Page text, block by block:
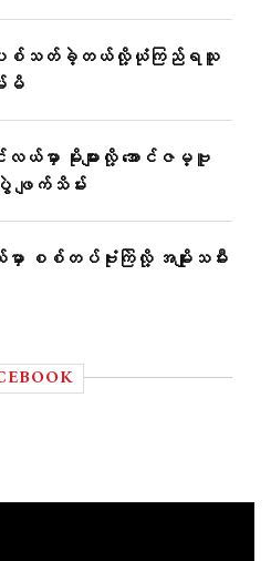
စ်သတ်ခဲ့တယ်လို့ယုံကြည်ရသူ
မိ
ယ်မှာ မိုးများလို့ အောင်ဇမ္ဗူ
ပွဲ ဖျက်သိမ်း
စစ်တပ်ဗုံးကြဲလို့ အမျိုးသမီး